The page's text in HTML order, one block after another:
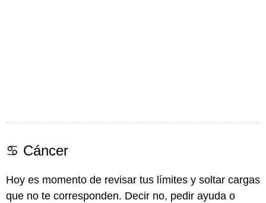
♋ Cáncer
Hoy es momento de revisar tus límites y soltar cargas
que no te corresponden. Decir no, pedir ayuda o